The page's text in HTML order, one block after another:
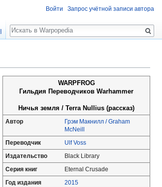
WARPFROG
Гильдия Переводчиков Warhammer
Ничья земля / Terra Nullius (рассказ)
Автор
Грэм Макнилл / Graham
McNeill
Переводчик
Ulf Voss
Издательство
Black Library
Серия книг
Eternal Crusade
Год издания
2015
Войти Запрос учётной записи автора
Поиск